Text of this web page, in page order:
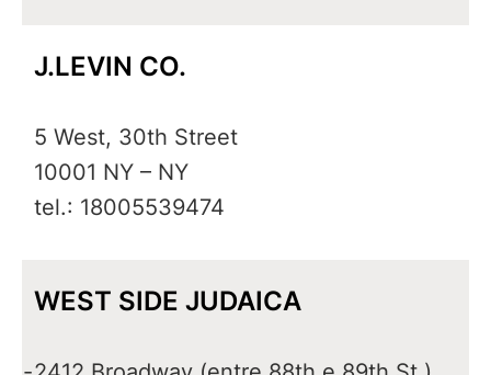
J.LEVIN CO.
5 West, 30th Street
10001 NY – NY
tel.: 18005539474
WEST SIDE JUDAICA